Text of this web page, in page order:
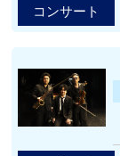
コンサート